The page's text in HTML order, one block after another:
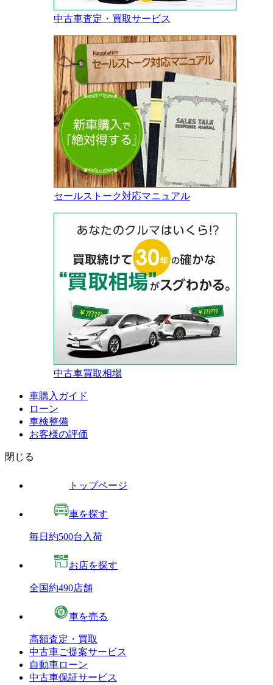
中古車査定・買取サービス
セールストーク対応マニュアル
中古車買取相場
車購入ガイド
ローン
車検整備
お客様の評価
閉じる
トップページ
車を探す
毎日約500台入荷
お店を探す
全国約490店舗
車を売る
高額査定・買取
中古車ご提案サービス
自動車ローン
中古車保証サービス